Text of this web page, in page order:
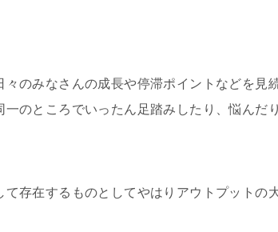
々のみなさんの成長や停滞ポイントなどを見
のところでいったん足踏みしたり、悩んだ
存在するものとしてやはりアウトプットの